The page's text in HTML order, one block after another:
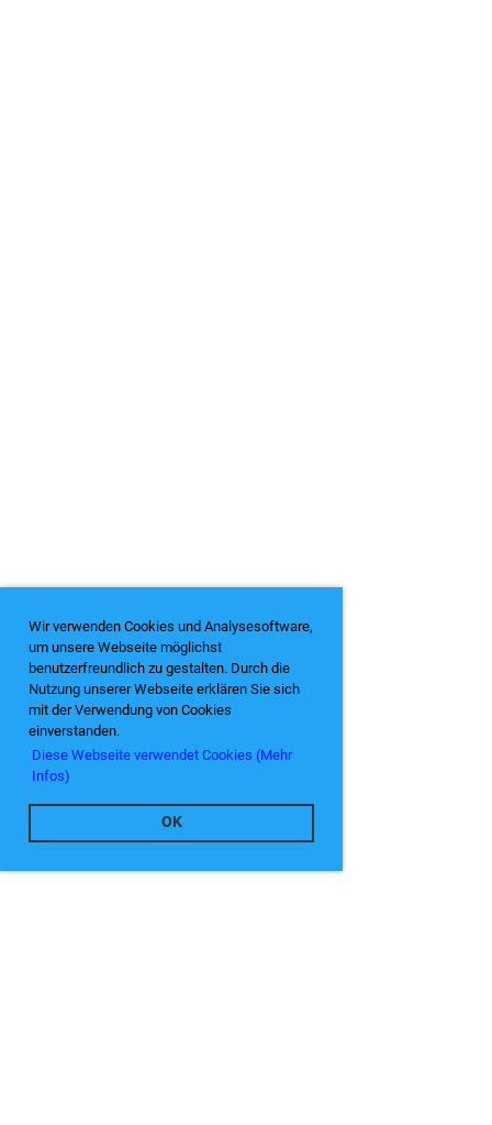
Wir verwenden Cookies und Analysesoftware,
um unsere Webseite möglichst
benutzerfreundlich zu gestalten. Durch die
Nutzung unserer Webseite erklären Sie sich
mit der Verwendung von Cookies
einverstanden.
Diese Webseite verwendet Cookies (Mehr
Infos)
OK